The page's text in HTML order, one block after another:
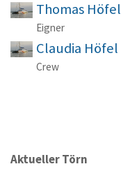
Thomas Höfel
Eigner
Claudia Höfel
Crew
Aktueller Törn